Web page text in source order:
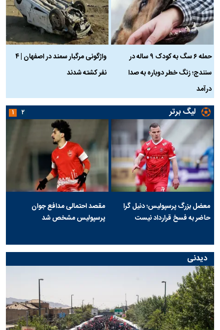
حمله ۶ سگ به کودک ۹ ساله در
سنندج؛ زنگ خطر دوباره به صدا
درآمد
واژگونی مرگبار سمند در اصفهان | ۴
نفر کشته شدند
لیگ برتر
معضل بزرگ پرسپولیس؛ دنیل گرا
حاضر به فسخ قرارداد نیست
مقصد احتمالی مدافع جوان
پرسپولیس مشخص شد
۱ ۲
دیدنی